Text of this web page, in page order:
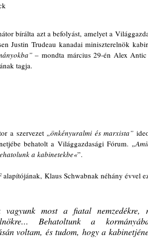
bírálta azt a befolyást, amelyet a
Justin Trudeau kanadai miniszterelnök
– mondta március 29-én Alex Antic
tagja.
a szervezet „önkényuralmi és marxista”
behatolt a Világgazdasági Fórum.
a kabinetekbe«”.
Klaus Schwabnak néhány évvel
vagyunk most a fiatal
Behatoltunk a
voltam, és tudom, hogy a